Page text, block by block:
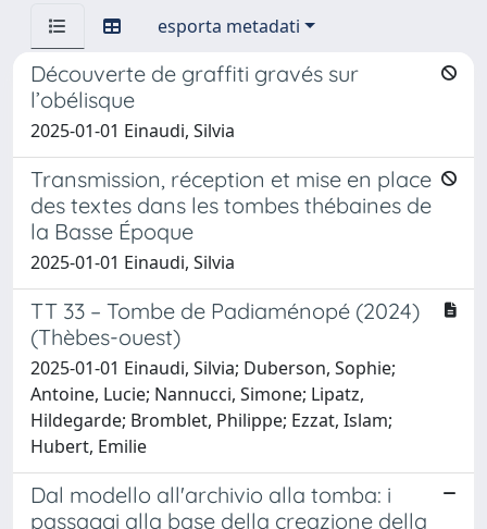
esporta metadati
Découverte de graffiti gravés sur
l’obélisque
2025-01-01 Einaudi, Silvia
Transmission, réception et mise en place
des textes dans les tombes thébaines de
la Basse Époque
2025-01-01 Einaudi, Silvia
TT 33 – Tombe de Padiaménopé (2024)
(Thèbes-ouest)
2025-01-01 Einaudi, Silvia; Duberson, Sophie;
Antoine, Lucie; Nannucci, Simone; Lipatz,
Hildegarde; Bromblet, Philippe; Ezzat, Islam;
Hubert, Emilie
Dal modello all'archivio alla tomba: i
passaggi alla base della creazione della